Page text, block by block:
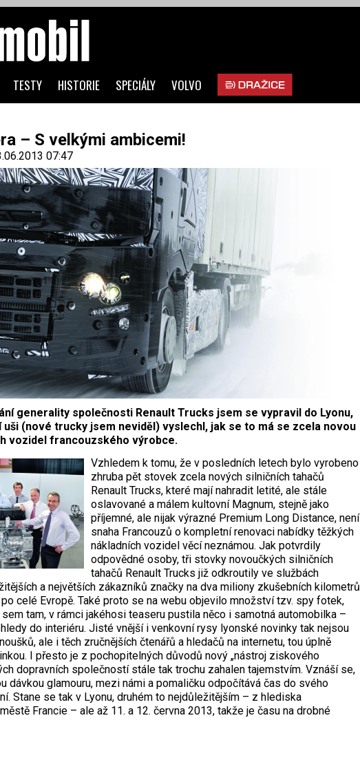
– S velkými ambicemi!
07:47
generality společnosti Renault Trucks jsem se vypravil do Lyonu,
uši (nové trucky jsem neviděl) vyslechl, jak se to má se zcela novou
vozidel francouzského výrobce.
Vzhledem k tomu, že v posledních letech bylo vyrobeno
zhruba pět stovek zcela nových silničních tahačů
Renault Trucks, které mají nahradit letité, ale stále
oslavované a málem kultovní Magnum, stejně jako
příjemné, ale nijak výrazné Premium Long Distance, není
snaha Francouzů o kompletní renovaci nabídky těžkých
nákladních vozidel věcí neznámou. Jak potvrdily
odpovědné osoby, tři stovky novoučkých silničních
tahačů Renault Trucks již odkroutily ve službách
a největších zákazníků značky na dva miliony zkušebních kilometrů
celé Evropě. Také proto se na webu objevilo množství tzv. spy fotek,
tam, v rámci jakéhosi teaseru pustila něco i samotná automobilka –
do interiéru. Jisté vnější i venkovní rysy lyonské novinky tak nejsou
ale i těch zručnějších čtenářů a hledačů na internetu, tou úplně
I přesto je z pochopitelných důvodů nový „nástroj ziskového
dopravních společností stále tak trochu zahalen tajemstvím. Vznáší se,
dávkou glamouru, mezi námi a pomaličku odpočítává čas do svého
Stane se tak v Lyonu, druhém to nejdůležitějším – z hlediska
Francie – ale až 11. a 12. června 2013, takže je času na drobné
TESTY HISTORIE SPECIÁLY VOLVO